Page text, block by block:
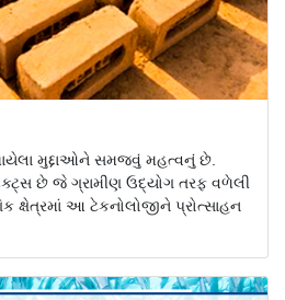
મુદ્દાઓને સમજવું મહત્વનું છે.
છે જે ગ્રામીણ ઉદ્યોગ તરફ વળેલી
ક્ષેત્રમાં આ ટેકનોલોજીને પ્રોત્સાહન